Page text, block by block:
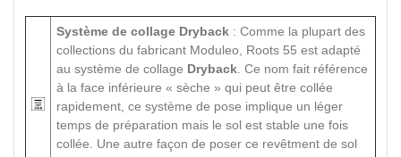
Système de collage Dryback : Comme la plupart des
collections du fabricant Moduleo, Roots 55 est adapté
au système de collage Dryback . Ce nom fait référence
à la face inférieure « sèche » qui peut être collée
rapidement, ce système de pose implique un léger
temps de préparation mais le sol est stable une fois
collée. Une autre façon de poser ce revêtment de sol